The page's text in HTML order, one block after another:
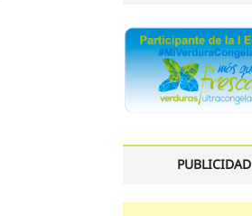
PUBLICIDAD